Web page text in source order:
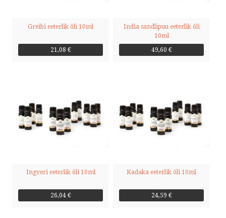
Greibi eeterlik õli 10ml
21,08 €
India sandlipuu eeterlik õli
10ml
49,60 €
Ingveri eeterlik õli 10ml
26,04 €
Kadaka eeterlik õli 10ml
24,59 €